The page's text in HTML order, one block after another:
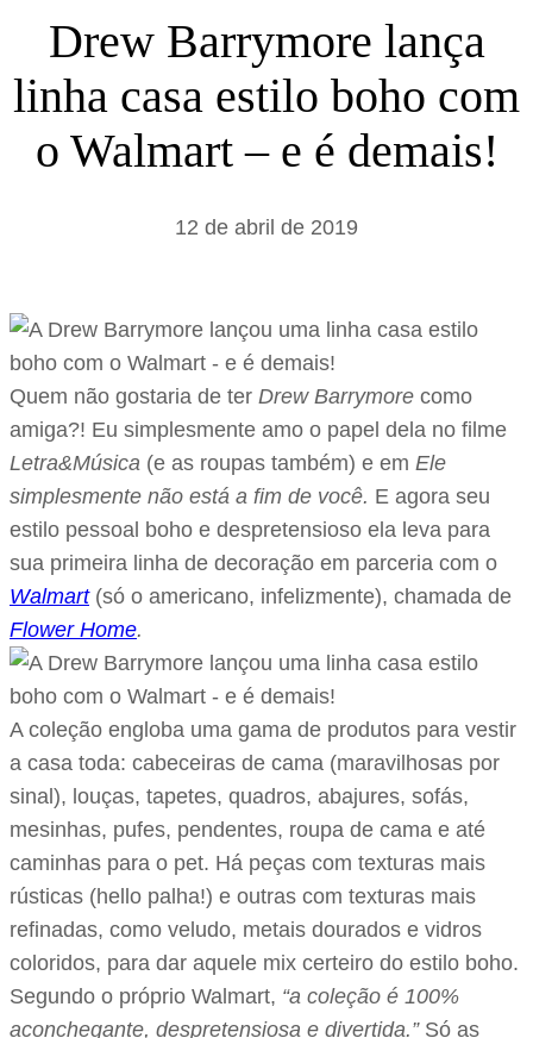
a
r
Drew Barrymore lança
linha casa estilo boho com
o Walmart – e é demais!
12 de abril de 2019
Quem não gostaria de ter Drew Barrymore como
amiga?! Eu simplesmente amo o papel dela no filme
Letra&Música (e as roupas também) e em Ele
simplesmente não está a fim de você. E agora seu
estilo pessoal boho e despretensioso ela leva para
sua primeira linha de decoração em parceria com o
Walmart(só o americano, infelizmente), chamada de
Flower Home.
A coleção engloba uma gama de produtos para vestir
a casa toda: cabeceiras de cama (maravilhosas por
sinal), louças, tapetes, quadros, abajures, sofás,
mesinhas, pufes, pendentes, roupa de cama e até
caminhas para o pet. Há peças com texturas mais
rústicas (hello palha!) e outras com texturas mais
refinadas, como veludo, metais dourados e vidros
coloridos, para dar aquele mix certeiro do estilo boho.
Segundo o próprio Walmart, “a coleção é 100%
aconchegante, despretensiosa e divertida.”Só as